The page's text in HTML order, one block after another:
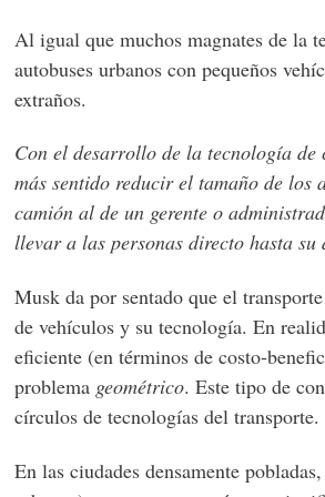
Al igual que muchos magnates de la
autobuses urbanos con pequeños
extraños.
Con el desarrollo de la tecnología de
más sentido reducir el tamaño de
camión al de un gerente o
llevar a las personas directo hasta
Musk da por sentado que el
de vehículos y su tecnología. En
eficiente (en términos de costo-
problema geométrico. Este tipo de
círculos de tecnologías del transporte.
En las ciudades densamente